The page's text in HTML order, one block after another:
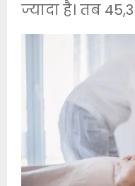
ज्यादा है। तब